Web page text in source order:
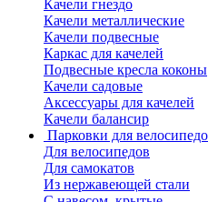
Качели гнездо
Качели металлические
Качели подвесные
Каркас для качелей
Подвесные кресла коконы
Качели садовые
Аксессуары для качелей
Качели балансир
Парковки для
Для велосипедов
Для самокатов
Из нержавеющей стали